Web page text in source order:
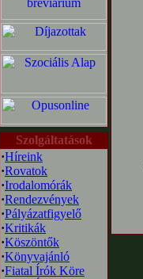
Szolgáltatások
·Híreink
·Rovatok
·Irodalomórák
·Rendezvények
·Pályázatfigyelő
·Kritikák
·Köszöntők
·Könyvajánló
·Fiatal Írók Köre